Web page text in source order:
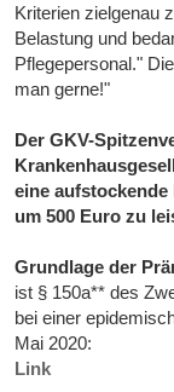
Kriterien zielgenau
Belastung und
Pflegepersonal."
man gerne!"
Der GKV-
eine
um 500 Euro zu
Grundlage der
ist § 150a** des
bei einer
Mai 2020:
Link